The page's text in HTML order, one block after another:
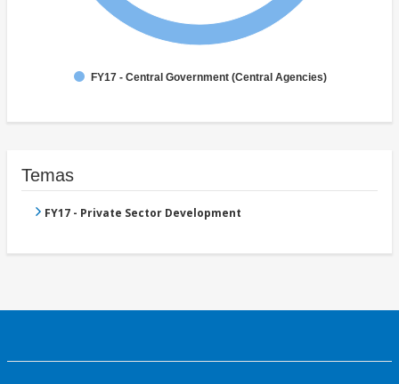
FY17 - Central Government (Central Agencies)
Temas
FY17 - Private Sector Development